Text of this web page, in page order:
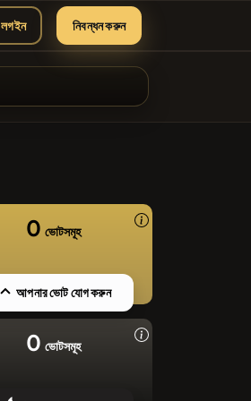
লগইন নিবন্ধন করুন
#1
#556
#277
0 ভোটসমূহ
আপনার ভোট যোগ করুন
0 ভোটসমূহ